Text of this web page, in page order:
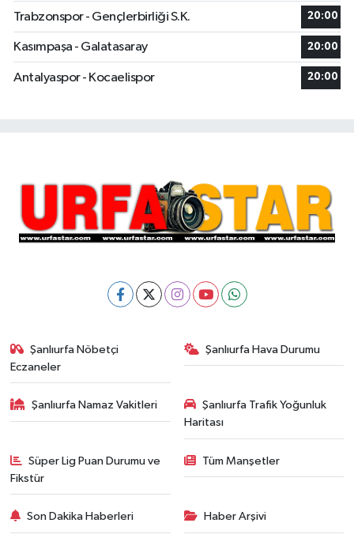
Trabzonspor - Gençlerbirliği S.K. 20:00
Kasımpaşa - Galatasaray 20:00
Antalyaspor - Kocaelispor 20:00
Şanlıurfa Nöbetçi
Eczaneler
Şanlıurfa Hava Durumu
Şanlıurfa Namaz Vakitleri
Şanlıurfa Trafik Yoğunluk
Haritası
Süper Lig Puan Durumu ve
Fikstür
Tüm Manşetler
Son Dakika Haberleri Haber Arşivi